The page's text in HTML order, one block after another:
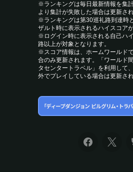
※ランキングは毎日最新情報を集
より集計が失敗した場合は更新され
※ランキングは第30巡礼路到達時
ザルト時に表示されるハイスコア
※ログイン時に表示される自己ハ
路以上が対象となります。
※スコア情報は、ホームワールド
合のみ更新されます。「ワールド
タセンタートラベル」を利用して
外でプレイしている場合は更新され